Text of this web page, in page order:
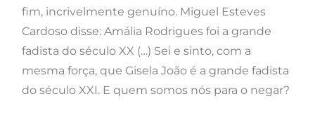
fim, incrivelmente genuíno. Miguel Esteves
Cardoso disse: Amália Rodrigues foi a grande
fadista do século XX (…) Sei e sinto, com a
mesma força, que Gisela João é a grande fadista
do século XXI. E quem somos nós para o negar?